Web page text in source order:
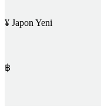
¥ Japon Yeni
฿